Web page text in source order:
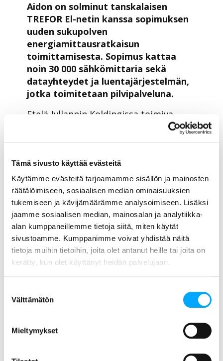
Tämä sivusto käyttää evästeitä
Käytämme evästeitä tarjoamamme sisällön ja mainosten
räätälöimiseen, sosiaalisen median ominaisuuksien
tukemiseen ja kävijämäärämme analysoimiseen. Lisäksi
jaamme sosiaalisen median, mainosalan ja analytiikka-
alan kumppaneillemme tietoja siitä, miten käytät
sivustoamme. Kumppanimme voivat yhdistää näitä
tietoja muihin tietoihin, joita olet antanut heille tai joita on
kerätty, kun olet käyttänyt heidän palvelujaan.
valinta
Välttämätön
Mieltymykset
Aidon on solminut tanskalaisen
TREFOR El-netin kanssa sopimuksen
uuden sukupolven
energiamittausratkaisun
toimittamisesta. Sopimus kattaa
noin 30 000 sähkömittaria sekä
datayhteydet ja luentajärjestelmän,
jotka toimitetaan pilvipalveluna.
Etelä-Jyllannin Koldingissa toimiva
TREFOR El-net korvaa tulevina vuosina
osan yhtiön 150 000 sähkömittarista
Aidon valittiin toimittajaksi avoimen
tarjouskilpailun perusteella.
– Tarjouskilpailussa
arviointikriteereinä olivat hinta sekä
tekniset ja laadulliset ominaisuudet.
Uudet älymittarit tarjoavat
kiinnostavia mahdollisuuksia datan
hyödyntämiseen sähköverkon
yhteistyömme käynnistymistä ja
netin verkkojohtaja